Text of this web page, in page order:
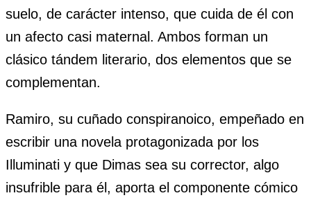
suelo, de carácter intenso, que cuida de él con
un afecto casi maternal. Ambos forman un
clásico tándem literario, dos elementos que se
complementan.
Ramiro, su cuñado conspiranoico, empeñado en
escribir una novela protagonizada por los
Illuminati y que Dimas sea su corrector, algo
insufrible para él, aporta el componente cómico